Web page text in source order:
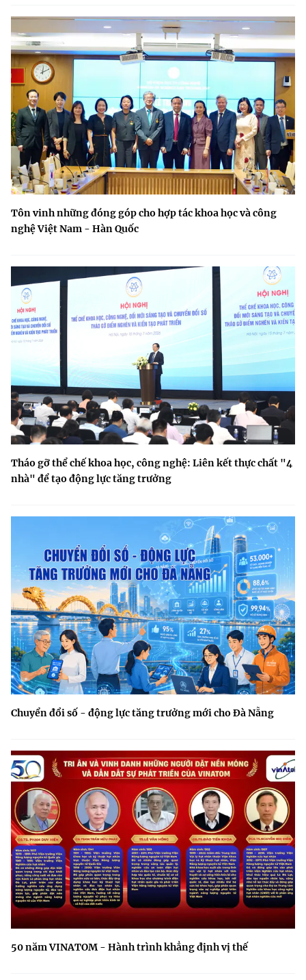
Tôn vinh những đóng góp cho hợp tác khoa học và công
nghệ Việt Nam - Hàn Quốc
Tháo gỡ thể chế khoa học, công nghệ: Liên kết thực chất "4
nhà" để tạo động lực tăng trưởng
Chuyển đổi số - động lực tăng trưởng mới cho Đà Nẵng
50 năm VINATOM - Hành trình khẳng định vị thế